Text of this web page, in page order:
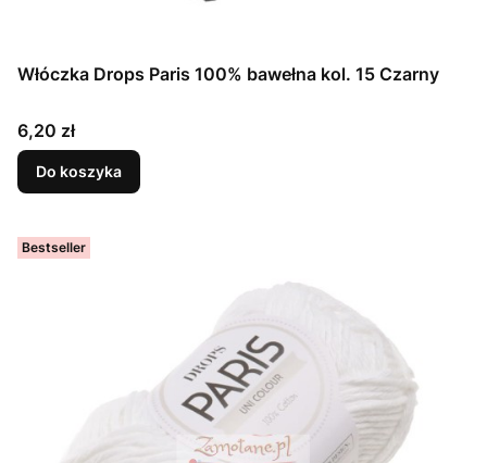
Włóczka Drops Paris 100% bawełna kol. 15 Czarny
Cena
6,20 zł
Do koszyka
Bestseller